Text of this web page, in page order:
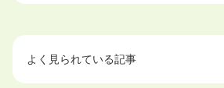
よく見られている記事